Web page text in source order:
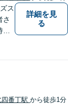
ス
さ
初
詳細を見
る
四番丁駅 から徒歩1分